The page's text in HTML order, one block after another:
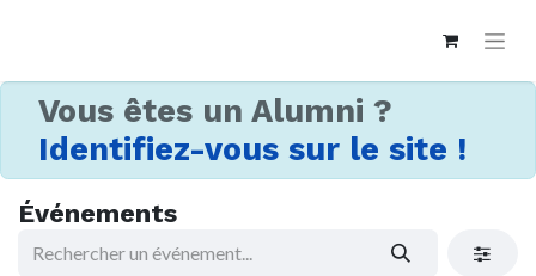
Vous êtes un Alumni ?
Identifiez-vous sur le site !
Événements